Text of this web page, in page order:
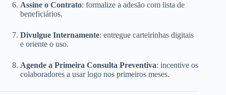
Assine o Contrato: formalize a adesão com lista de
beneficiários.
Divulgue Internamente: entregue carteirinhas digitais
e oriente o uso.
Agende a Primeira Consulta Preventiva: incentive os
colaboradores a usar logo nos primeiros meses.